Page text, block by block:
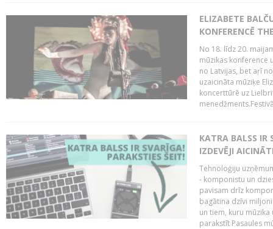
ELIZABETE
KONFERENCĒ
No 18. līdz 20.
mūzikas konference
no Latvijas, bet aŗī
uzaicināta mūziķe
koncerttūrē uz
KATRA BALSS IR
IZDEVĒJI
Tehnoloģiju
- komponistu un
pavisam drīz
bagātina dzīvi
un tiem, kuru
parakstīt Pasaules